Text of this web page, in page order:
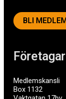
Medlemskansli
Box 1132
BLI